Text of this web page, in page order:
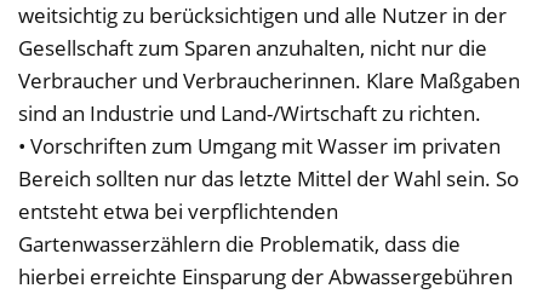
weitsichtig zu berücksichtigen und alle Nutzer in der
Gesellschaft zum Sparen anzuhalten, nicht nur die
Verbraucher und Verbraucherinnen. Klare Maßgaben
sind an Industrie und Land-/Wirtschaft zu richten.
• Vorschriften zum Umgang mit Wasser im privaten
Bereich sollten nur das letzte Mittel der Wahl sein. So
entsteht etwa bei verpflichtenden
Gartenwasserzählern die Problematik, dass die
hierbei erreichte Einsparung der Abwassergebühren